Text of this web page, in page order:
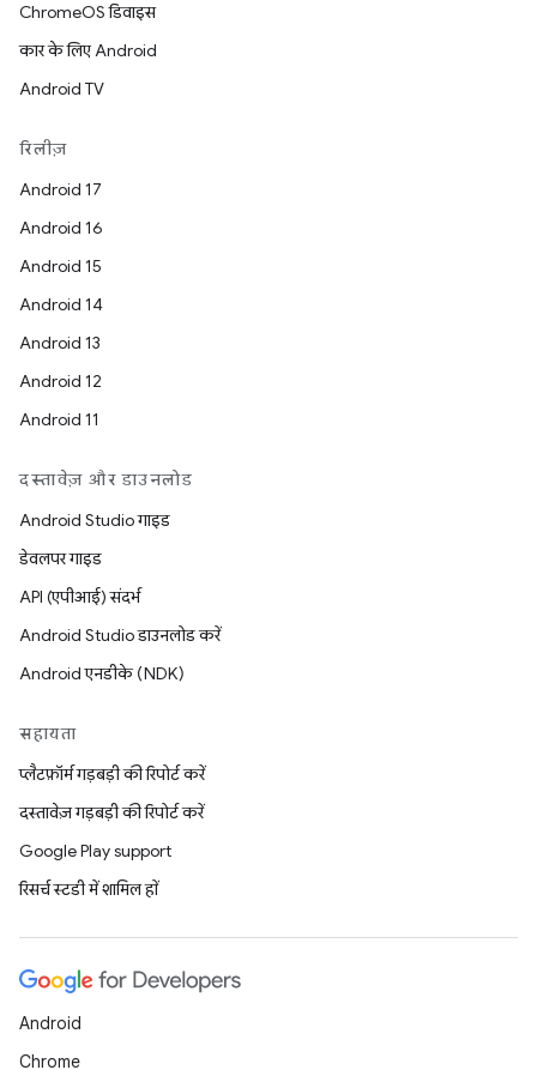
ChromeOS डिवाइस
कार के लिए Android
Android TV
रिलीज़
Android 17
Android 16
Android 15
Android 14
Android 13
Android 12
Android 11
दस्तावेज़ और डाउनलोड
Android Studio गाइड
डेवलपर गाइड
API (एपीआई) संदर्भ
Android Studio डाउनलोड करें
Android एनडीके (NDK)
सहायता
प्लैटफ़ॉर्म गड़बड़ी की रिपोर्ट करें
दस्तावेज़ गड़बड़ी की रिपोर्ट करें
Google Play support
रिसर्च स्टडी में शामिल हों
Android
Chrome